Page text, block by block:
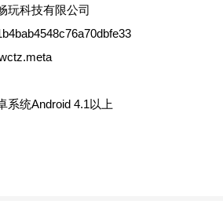
玩科技有限公司
系统Android 4.1以上